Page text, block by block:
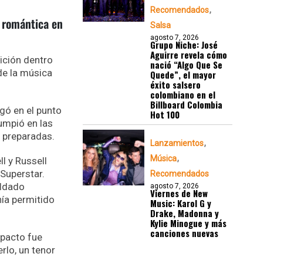
en
dentro
la música
en el punto
en las
y Russell
permitido
fue
un tenor
Recomendados
Salsa
agosto 7, 2026
Grupo Niche: José
Aguirre revela cómo
nació “Algo Que Se
Quede”, el mayor
éxito salsero
colombiano en el
Billboard Colombia
Hot 100
Lanzamientos
Música
Recomendados
agosto 7, 2026
Viernes de New
Music: Karol G y
Drake, Madonna y
Kylie Minogue y más
canciones nuevas